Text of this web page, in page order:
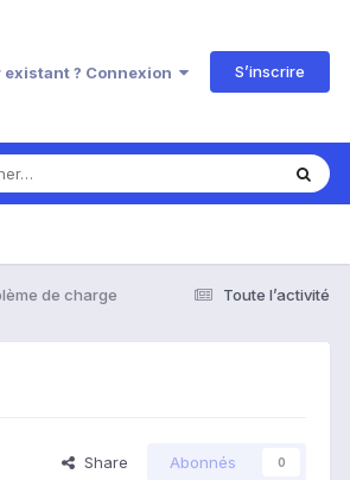
? Connexion S’inscrire
Toute l’activité
de charge
Share Abonnés 0